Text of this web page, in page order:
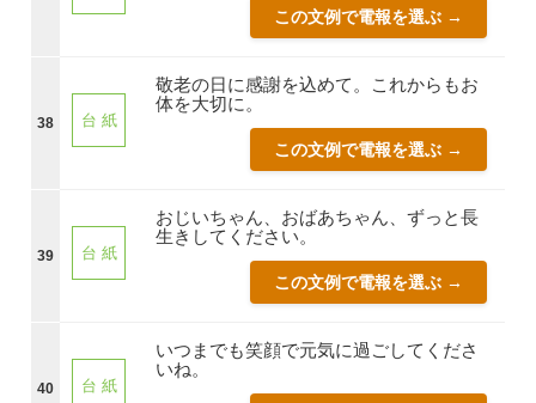
この文例で電報を選ぶ →
38 台 紙
敬老の日に感謝を込めて。これからもお
体を大切に。
この文例で電報を選ぶ →
39 台 紙
おじいちゃん、おばあちゃん、ずっと長
生きしてください。
この文例で電報を選ぶ →
40 台 紙
いつまでも笑顔で元気に過ごしてくださ
いね。